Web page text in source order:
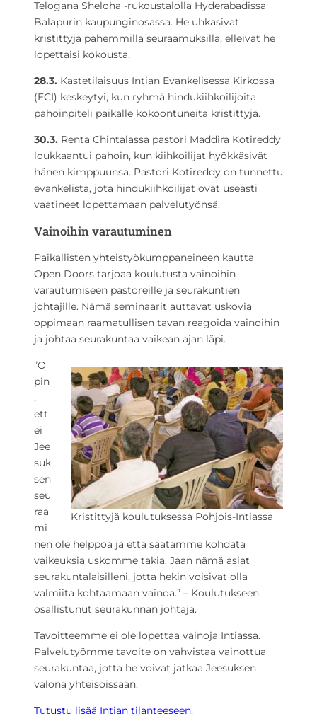
Telogana Sheloha -rukoustalolla Hyderabadissa
Balapurin kaupunginosassa. He uhkasivat
kristittyjä pahemmilla seuraamuksilla, elleivät he
lopettaisi kokousta.
28.3. Kastetilaisuus Intian Evankelisessa Kirkossa
(ECI) keskeytyi, kun ryhmä hindukiihkoilijoita
pahoinpiteli paikalle kokoontuneita kristittyjä.
30.3. Renta Chintalassa pastori Maddira Kotireddy
loukkaantui pahoin, kun kiihkoilijat hyökkäsivät
hänen kimppuunsa. Pastori Kotireddy on tunnettu
evankelista, jota hindukiihkoilijat ovat useasti
vaatineet lopettamaan palvelutyönsä.
Vainoihin varautuminen
Paikallisten yhteistyökumppaneineen kautta
Open Doors tarjoaa koulutusta vainoihin
varautumiseen pastoreille ja seurakuntien
johtajille. Nämä seminaarit auttavat uskovia
oppimaan raamatullisen tavan reagoida vainoihin
ja johtaa seurakuntaa vaikean ajan läpi.
Kristittyjä koulutuksessa Pohjois-Intiassa
”O
pin
,
ett
ei
Jee
suk
sen
seu
raa
mi
nen ole helppoa ja että saatamme kohdata
vaikeuksia uskomme takia. Jaan nämä asiat
seurakuntalaisilleni, jotta hekin voisivat olla
valmiita kohtaamaan vainoa.” – Koulutukseen
osallistunut seurakunnan johtaja.
Tavoitteemme ei ole lopettaa vainoja Intiassa.
Palvelutyömme tavoite on vahvistaa vainottua
seurakuntaa, jotta he voivat jatkaa Jeesuksen
valona yhteisöissään.
Tutustu lisää Intian tilanteeseen.